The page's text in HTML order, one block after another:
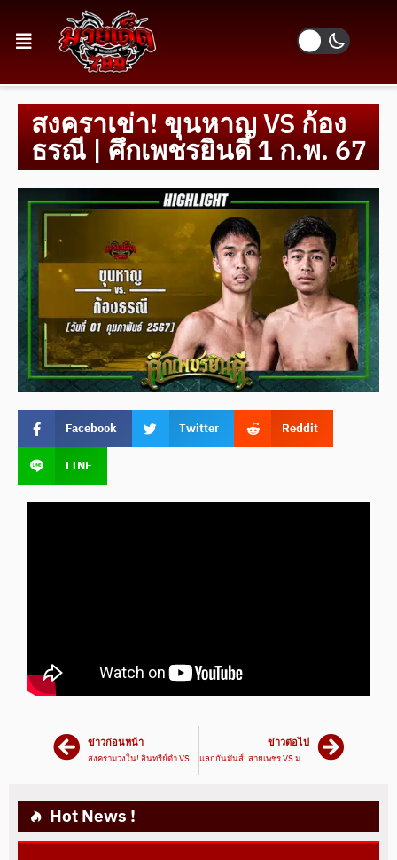
สงคราเข่า! ขุนหาญ VS ก้อง
ธรณี | ศึกเพชรยินดี 1 ก.พ. 67
Facebook Twitter
Reddit
LINE
ข่าวก่อนหน้า
สงครามวงใน! อินทรีย์ดำ VS นพเก้า #ไฮไลท์มวย | ศึกมวยมันส์วันศุกร์ เวทีมวยรังสิต
ข่าวต่อไป
แลกกันมันส์! สายเพชร VS มาลัยทอง | ศึกเพชรยินดี 1 ก.พ. 67
Hot News !